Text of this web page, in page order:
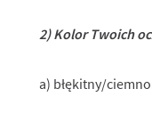
2) Kolor Twoich
a) błękitny/